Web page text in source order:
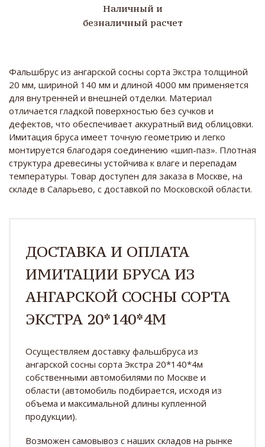
Наличный и
безналичный расчет
Фальшбрус из ангарской сосны сорта Экстра толщиной
20 мм, шириной 140 мм и длиной 4000 мм применяется
для внутренней и внешней отделки. Материал
отличается гладкой поверхностью без сучков и
дефектов, что обеспечивает аккуратный вид облицовки.
Имитация бруса имеет точную геометрию и легко
монтируется благодаря соединению «шип-паз». Плотная
структура древесины устойчива к влаге и перепадам
температуры. Товар доступен для заказа в Москве, на
складе в Саларьево, с доставкой по Московской области.
ДОСТАВКА И ОПЛАТА
ИМИТАЦИИ БРУСА ИЗ
АНГАРСКОЙ СОСНЫ СОРТА
ЭКСТРА 20*140*4М
Осуществляем доставку фальшбруса из
ангарской сосны сорта Экстра 20*140*4м
собственными автомобилями по Москве и
области (автомобиль подбирается, исходя из
объема и максимальной длины купленной
продукции).
Возможен самовывоз с наших складов на рынке